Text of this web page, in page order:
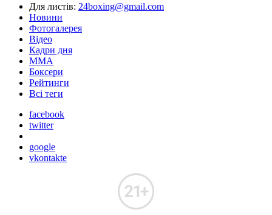
Для листів: 24boxing@gmail.com
Новини
Фотогалерея
Відео
Кадри дня
ММА
Боксери
Рейтинги
Всі теги
facebook
twitter
google
vkontakte